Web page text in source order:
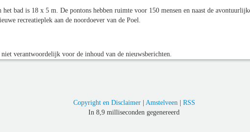
bad is 18 x 5 m. De pontons hebben ruimte voor 150 mensen en naast de
recreatieplek aan de noordoever van de Poel.
verantwoordelijk voor de inhoud van de nieuwsberichten.
Copyright en Disclaimer| Amstelveen | RSS
In 8,9 milliseconden gegenereerd